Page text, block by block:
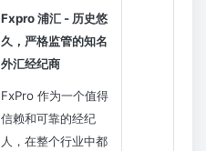
Fxpro 浦汇 - 历史悠
久，严格监管的知名
外汇经纪商
FxPro 作为一个值得
信赖和可靠的经纪
人，在整个行业中都